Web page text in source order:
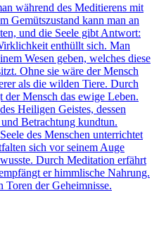
während des Meditierens mit
Gemütszustand kann man an
und die Seele gibt Antwort:
enthüllt sich. Man
Wesen geben, welches diese
Ohne sie wäre der Mensch
als die wilden Tiere. Durch
Mensch das ewige Leben.
Heiligen Geistes, dessen
Betrachtung kundtun.
des Menschen unterrichtet
sich vor seinem Auge
Durch Meditation erfährt
er himmlische Nahrung.
Toren der Geheimnisse.